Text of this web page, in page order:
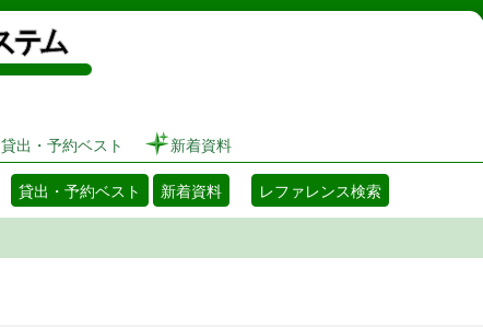
図書館 蔵書検索・予約システム
貸出・予約ベスト 新着資料
貸出・予約ベスト 新着資料 レファレンス検索